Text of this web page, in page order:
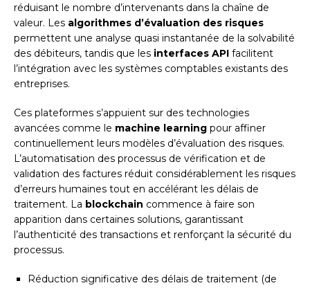
réduisant le nombre d’intervenants dans la chaîne de
valeur. Les algorithmes d’évaluation des risques
permettent une analyse quasi instantanée de la solvabilité
des débiteurs, tandis que les interfaces API facilitent
l’intégration avec les systèmes comptables existants des
entreprises.
Ces plateformes s’appuient sur des technologies
avancées comme le machine learning pour affiner
continuellement leurs modèles d’évaluation des risques.
L’automatisation des processus de vérification et de
validation des factures réduit considérablement les risques
d’erreurs humaines tout en accélérant les délais de
traitement. La blockchain commence à faire son
apparition dans certaines solutions, garantissant
l’authenticité des transactions et renforçant la sécurité du
processus.
Réduction significative des délais de traitement (de